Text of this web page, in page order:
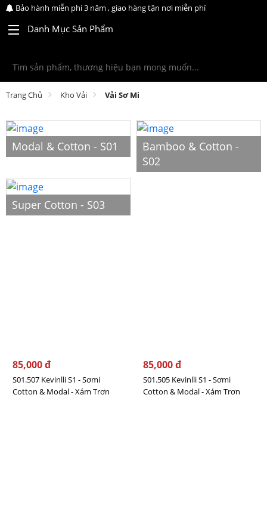
Bảo hành miễn phí 3 năm , giao hàng tận nơi miễn phí
Danh Mục Sản Phẩm
Trang Chủ Kho Vải Vải Sơ Mi
Modal & Cotton - S01
Bamboo & Cotton -
S02
Super Cotton - S03
85,000 đ
S01.507 Kevinlli S1 - Sơmi
Cotton & Modal - Xám Trơn
85,000 đ
S01.505 Kevinlli S1 - Sơmi
Cotton & Modal - Xám Trơn